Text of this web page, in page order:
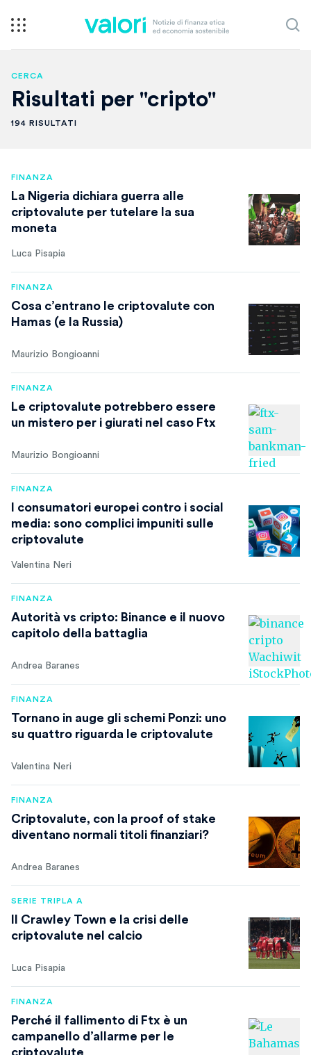
CERCA
Risultati per "cripto"
194 RISULTATI
FINANZA
La Nigeria dichiara guerra alle
criptovalute per tutelare la sua
moneta
Luca Pisapia
FINANZA
Cosa c’entrano le criptovalute con
Hamas (e la Russia)
Maurizio Bongioanni
FINANZA
Le criptovalute potrebbero essere
un mistero per i giurati nel caso Ftx
Maurizio Bongioanni
FINANZA
I consumatori europei contro i social
media: sono complici impuniti sulle
criptovalute
Valentina Neri
FINANZA
Autorità vs cripto: Binance e il nuovo
capitolo della battaglia
Andrea Baranes
FINANZA
Tornano in auge gli schemi Ponzi: uno
su quattro riguarda le criptovalute
Valentina Neri
FINANZA
Criptovalute, con la proof of stake
diventano normali titoli finanziari?
Andrea Baranes
SERIE TRIPLA A
Il Crawley Town e la crisi delle
criptovalute nel calcio
Luca Pisapia
FINANZA
Perché il fallimento di Ftx è un
campanello d’allarme per le
criptovalute